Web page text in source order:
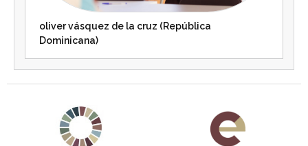
oliver vásquez de la cruz (República
Dominicana)